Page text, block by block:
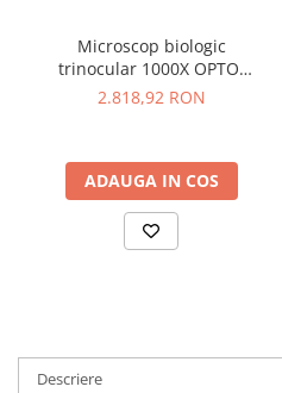
Microscop biologic
trinocular 1000X OPTO-
EDU A11.1521-T
2.818,92 RON
ADAUGA IN COS
Descriere